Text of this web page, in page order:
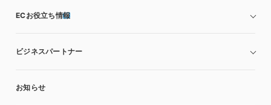
ECお役立ち情報
ビジネスパートナー
お知らせ